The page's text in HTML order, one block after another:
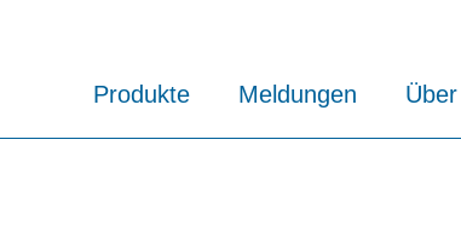
Produkte Meldungen